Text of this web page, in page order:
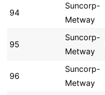
94
Suncorp-
Metway
95
Suncorp-
Metway
96
Suncorp-
Metway